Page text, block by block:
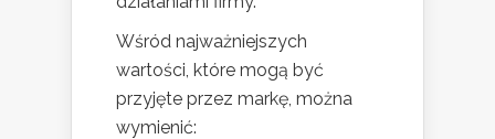
Wśród najważniejszych
wartości, które mogą być
przyjęte przez markę, można
wymienić: